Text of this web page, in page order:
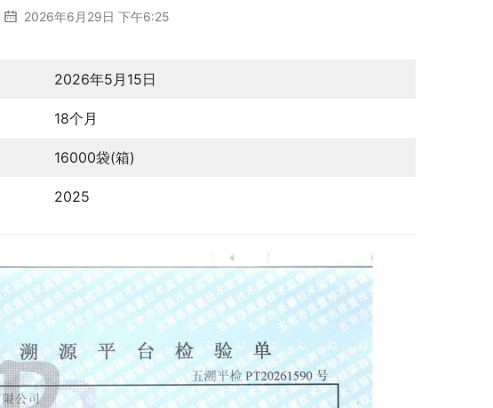
2026年6月29日 下午6:25
2026年5月15日
18个月
16000袋(箱)
2025